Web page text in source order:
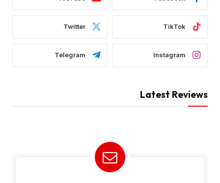
TikTok
Twitter
Instagram
Telegram
Latest Reviews